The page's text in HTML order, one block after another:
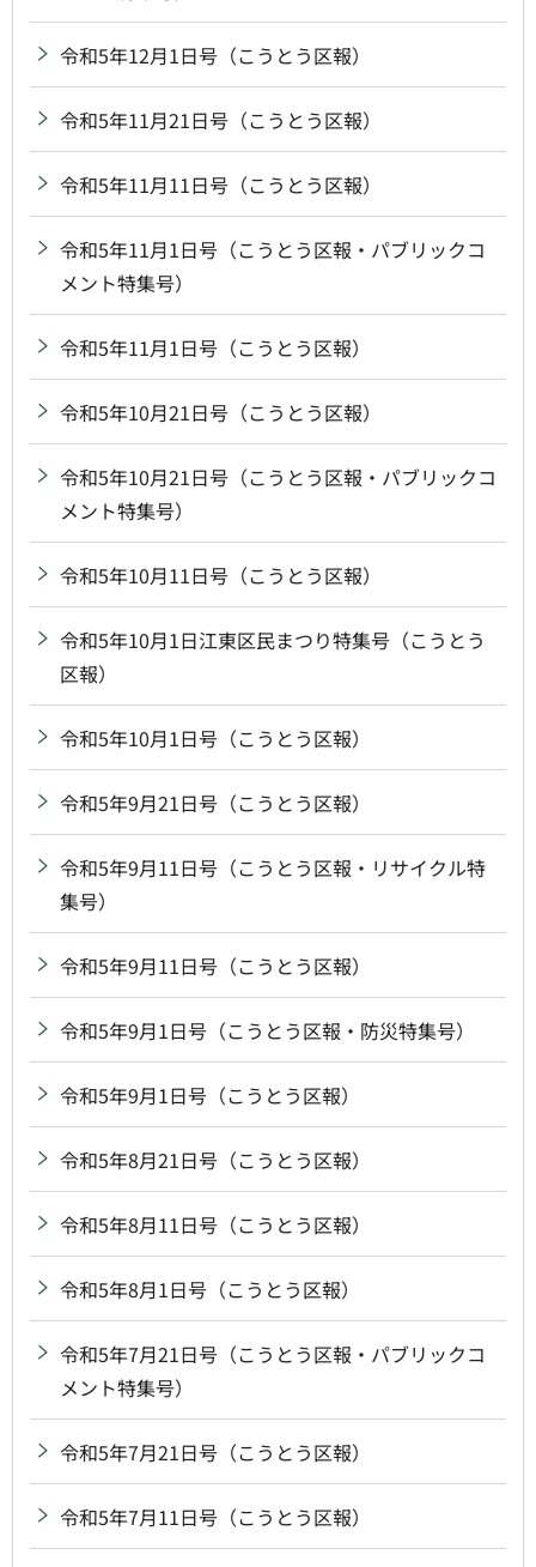
令和5年12月1日号（こうとう区報）
令和5年11月21日号（こうとう区報）
令和5年11月11日号（こうとう区報）
令和5年11月1日号（こうとう区報・パブリックコ
メント特集号）
令和5年11月1日号（こうとう区報）
令和5年10月21日号（こうとう区報）
令和5年10月21日号（こうとう区報・パブリックコ
メント特集号）
令和5年10月11日号（こうとう区報）
令和5年10月1日江東区民まつり特集号（こうとう
区報）
令和5年10月1日号（こうとう区報）
令和5年9月21日号（こうとう区報）
令和5年9月11日号（こうとう区報・リサイクル特
集号）
令和5年9月11日号（こうとう区報）
令和5年9月1日号（こうとう区報・防災特集号）
令和5年9月1日号（こうとう区報）
令和5年8月21日号（こうとう区報）
令和5年8月11日号（こうとう区報）
令和5年8月1日号（こうとう区報）
令和5年7月21日号（こうとう区報・パブリックコ
メント特集号）
令和5年7月21日号（こうとう区報）
令和5年7月11日号（こうとう区報）